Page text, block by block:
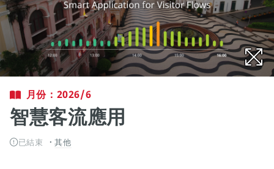
月份：2026/6
智慧客流應用
已結束 其他